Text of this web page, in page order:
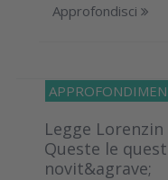
Approfondisci
Legge
Queste le
novit&agrave;